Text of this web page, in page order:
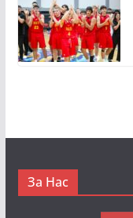
За Нас